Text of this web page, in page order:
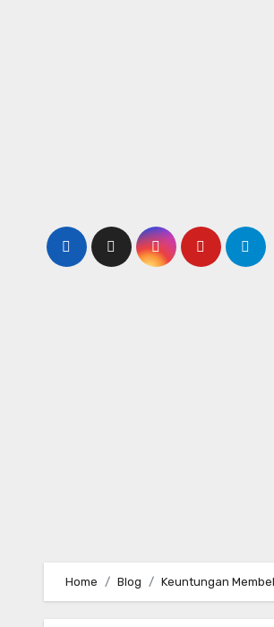
Home Blog Keuntungan